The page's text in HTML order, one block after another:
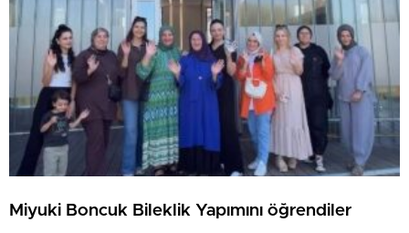
Miyuki Boncuk Bileklik Yapımını öğrendiler